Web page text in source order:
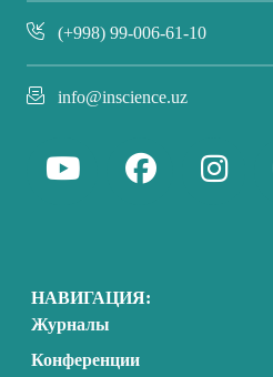
(+998) 99-006-61-10
info@inscience.uz
НАВИГАЦИЯ:
Журналы
Конференции